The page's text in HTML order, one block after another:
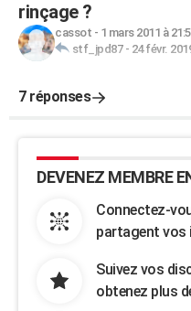
rinçage ?
cassot - 1 mars 2011 à
stf_jpd87- 24 févr.
7 réponses
DEVENEZ MEMBRE
Connectez-
partagent vos
Suivez vos
obtenez plus